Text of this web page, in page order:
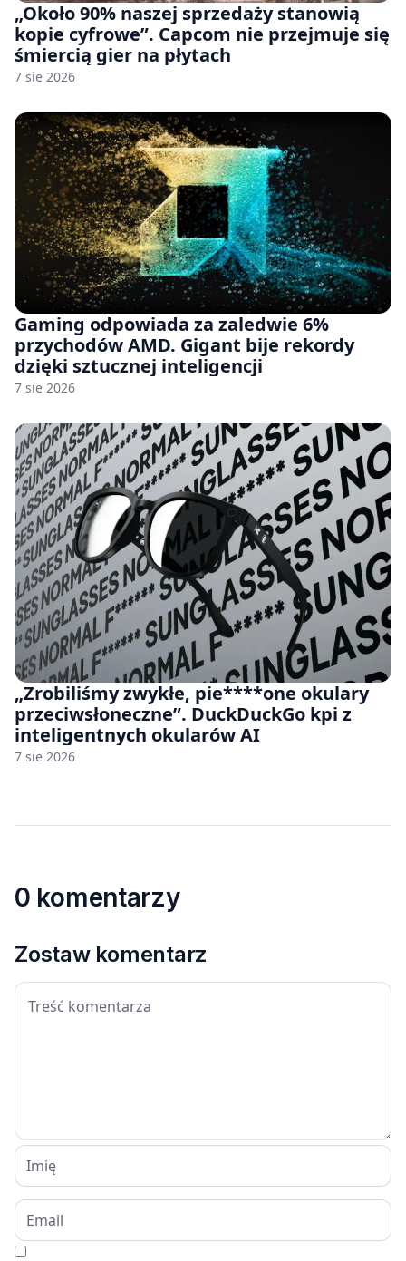
„Około 90% naszej sprzedaży stanowią
kopie cyfrowe”. Capcom nie przejmuje się
śmiercią gier na płytach
7 sie 2026
Gaming odpowiada za zaledwie 6%
przychodów AMD. Gigant bije rekordy
dzięki sztucznej inteligencji
7 sie 2026
„Zrobiliśmy zwykłe, pie****one okulary
przeciwsłoneczne”. DuckDuckGo kpi z
inteligentnych okularów AI
7 sie 2026
0 komentarzy
Zostaw komentarz